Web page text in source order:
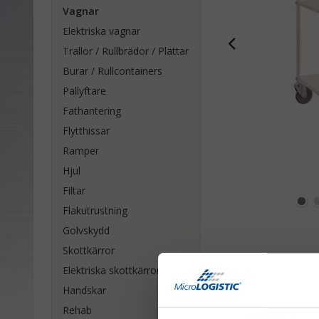
Vagnar
Elektriska vagnar
Trallor / Rullbrädor / Plättar
Burar / Rullcontainers
Pallyftare
Fathantering
Flytthissar
Ramper
Hjul
Filtar
Flakutrustning
Golvskydd
Skottkärror
Elektriska skottkärror
Handskar
Rehab